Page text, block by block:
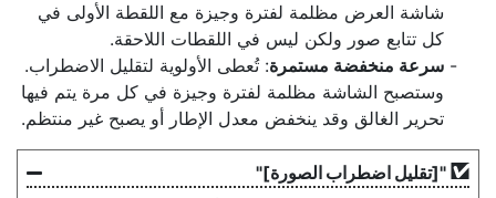
شاشة العرض مظلمة لفترة وجيزة مع اللقطة الأولى في
كل تتابع صور ولكن ليس في اللقطات اللاحقة.
سرعة منخفضة مستمرة: تُعطى الأولوية لتقليل الاضطراب.
وستصبح الشاشة مظلمة لفترة وجيزة في كل مرة يتم فيها
تحرير الغالق وقد ينخفض معدل الإطار أو يصبح غير منتظم.
"[تقليل اضطراب الصورة]"